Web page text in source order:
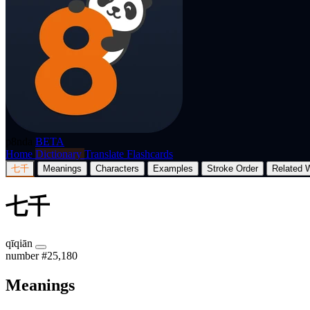
BETA
Home Dictionary Translate Flashcards
七千 Meanings Characters Examples Stroke Order Related
七千
qīqiān
number #25,180
Meanings